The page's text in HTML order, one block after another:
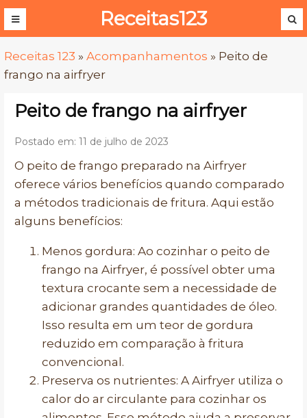
Receitas123
Receitas 123 » Acompanhamentos » Peito de
frango na airfryer
Peito de frango na airfryer
Postado em: 11 de julho de 2023
O peito de frango preparado na Airfryer
oferece vários benefícios quando comparado
a métodos tradicionais de fritura. Aqui estão
alguns benefícios:
Menos gordura: Ao cozinhar o peito de
frango na Airfryer, é possível obter uma
textura crocante sem a necessidade de
adicionar grandes quantidades de óleo.
Isso resulta em um teor de gordura
reduzido em comparação à fritura
convencional.
Preserva os nutrientes: A Airfryer utiliza o
calor do ar circulante para cozinhar os